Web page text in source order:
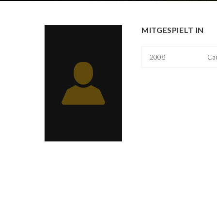
MITGESPIELT IN
2008